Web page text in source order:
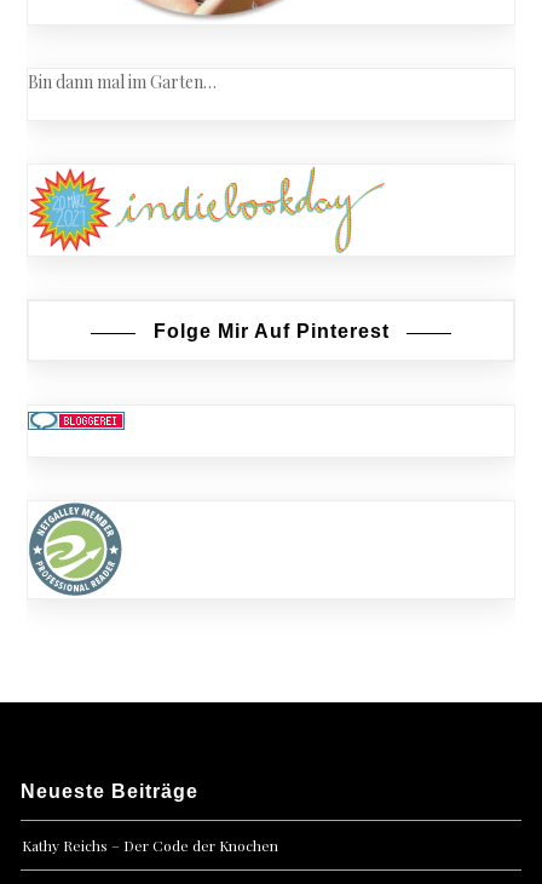
Bin dann mal im Garten…
Folge Mir Auf Pinterest
Neueste Beiträge
Kathy Reichs – Der Code der Knochen